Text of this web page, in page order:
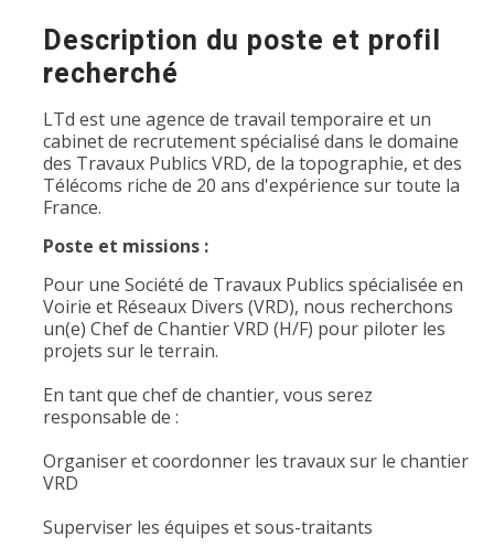
Description du poste et profil
recherché
LTd est une agence de travail temporaire et un
cabinet de recrutement spécialisé dans le domaine
des Travaux Publics VRD, de la topographie, et des
Télécoms riche de 20 ans d'expérience sur toute la
France.
Poste et missions :
Pour une Société de Travaux Publics spécialisée en
Voirie et Réseaux Divers (VRD), nous recherchons
un(e) Chef de Chantier VRD (H/F) pour piloter les
projets sur le terrain.
En tant que chef de chantier, vous serez
responsable de :
Organiser et coordonner les travaux sur le chantier
VRD
Superviser les équipes et sous-traitants